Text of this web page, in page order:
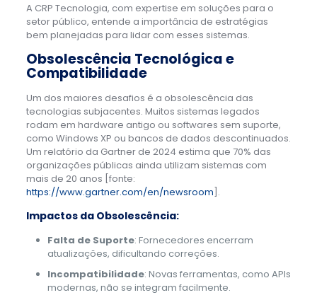
A CRP Tecnologia, com expertise em soluções para o
setor público, entende a importância de estratégias
bem planejadas para lidar com esses sistemas.
Obsolescência Tecnológica e
Compatibilidade
Um dos maiores desafios é a obsolescência das
tecnologias subjacentes. Muitos sistemas legados
rodam em hardware antigo ou softwares sem suporte,
como Windows XP ou bancos de dados descontinuados.
Um relatório da Gartner de 2024 estima que 70% das
organizações públicas ainda utilizam sistemas com
mais de 20 anos [fonte:
https://www.gartner.com/en/newsroom].
Impactos da Obsolescência:
Falta de Suporte: Fornecedores encerram
atualizações, dificultando correções.
Incompatibilidade: Novas ferramentas, como APIs
modernas, não se integram facilmente.